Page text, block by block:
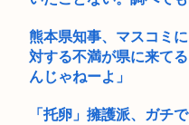
熊本県知事、マスコミ
対する不満が県に来て
んじゃねーよ」
「托卵」擁護派、ガチ